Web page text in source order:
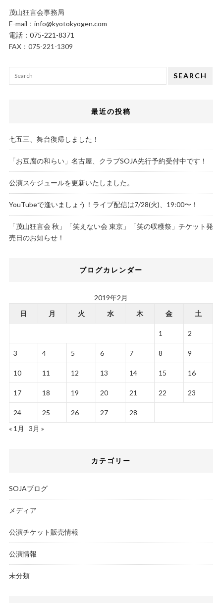
茂山狂言会事務局
E-mail： info@kyotokyogen.com
電話： 075-221-8371
FAX：075-221-1309
SEARCH
最近の投稿
七五三、舞台復帰しました！
「お豆腐の和らい」名古屋、クラブSOJA先行予約受付中です！
公演スケジュールを更新いたしました。
YouTubeで逢いましょう！ライブ配信は7/28(火)、19:00〜！
「茂山狂言会 秋」「笑えない会 東京」「笑の収穫祭」チケット発
売日のお知らせ！
ブログカレンダー
2019年2月
日
月 火 水 木 金 土
1 2
3 4 5 6 7 8 9
10 11 12 13 14 15 16
17 18 19 20 21 22 23
24 25 26 27
28
« 1月
3月 »
カテゴリー
SOJAブログ
メディア
公演チケット販売情報
公演情報
未分類